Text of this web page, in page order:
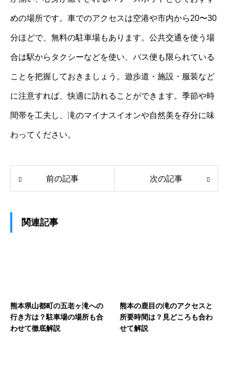
めの場所です。車でのアクセスは空港や市内から20〜30
分ほどで、無料の駐車場もあります。公共交通を使う場
合は駅からタクシーなどを使い、バス便も限られている
ことを把握しておきましょう。遊歩道・施設・服装など
に注意すれば、快適に訪れることができます。季節や時
間帯を工夫し、滝のマイナスイオンや自然美を存分に味
わってください。
前の記事 次の記事
関連記事
熊本県山都町の五老ヶ滝への
行き方は？駐車場の場所も合
わせて徹底解説
熊本の鹿目の滝のアクセスと
所要時間は？見どころも合わ
せて解説